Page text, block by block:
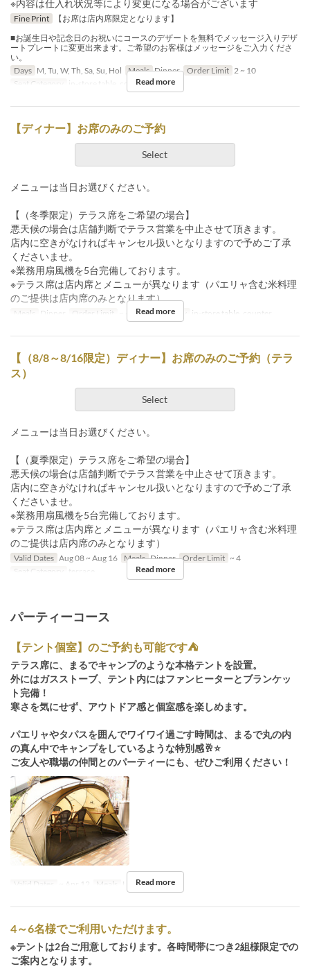
※内容は仕入れ状況等により変更になる場合がございます
Fine Print
【お席は店内席限定となります】
■お誕生日や記念日のお祝いにコースのデザートを無料でメッセージ入りデザ
ートプレートに変更出来ます。ご希望のお客様はメッセージをご入力くださ
い。
Days M, Tu, W, Th, Sa, Su, Hol Meals Dinner Order Limit 2 ~ 10
Seat Category
in-store table, counterRead more
【ディナー】お席のみのご予約
Select
メニューは当日お選びください。
【（冬季限定）テラス席をご希望の場合】
悪天候の場合は店舗判断でテラス営業を中止させて頂きます。
店内に空きがなければキャンセル扱いとなりますので予めご了承
くださいませ。
※業務用扇風機を5台完備しております。
※テラス席は店内席とメニューが異なります（パエリャ含む米料理
のご提供は店内席のみとなります）
Meals Dinner Order Limit Seat Category in-store table, counter
Read more
【（8/8～8/16限定）ディナー】お席のみのご予約（テラ
ス）
Select
メニューは当日お選びください。
【（夏季限定）テラス席をご希望の場合】
悪天候の場合は店舗判断でテラス営業を中止させて頂きます。
店内に空きがなければキャンセル扱いとなりますので予めご了承
くださいませ。
※業務用扇風機を5台完備しております。
※テラス席は店内席とメニューが異なります（パエリャ含む米料理
のご提供は店内席のみとなります）
Valid Dates Aug 08 ~ Aug 16 Meals Dinner Order Limit ~ 4
Seat Category
Read more
パーティーコース
【テント個室】のご予約も可能です⛺️
テラス席に、まるでキャンプのような本格テントを設置。
外にはガスストーブ、テント内にはファンヒーターとブランケッ
ト完備！
寒さを気にせず、アウトドア感と個室感を楽しめます。
パエリャやタパスを囲んでワイワイ過ごす時間は、まるで丸の内
の真ん中でキャンプをしているような特別感🥂⭐
ご友人や職場の仲間とのパーティーにも、ぜひご利用ください！
Valid Dates ~ Apr 12 Meals Lunch, Dinner
Read more
4～6名様でご利用いただけます。
※テントは2台ご用意しております。各時間帯につき2組様限定での
ご案内となります。